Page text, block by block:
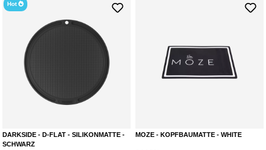
Hot
DARKSIDE - D-FLAT - SILIKONMATTE -
SCHWARZ
MOZE - KOPFBAUMATTE - WHITE